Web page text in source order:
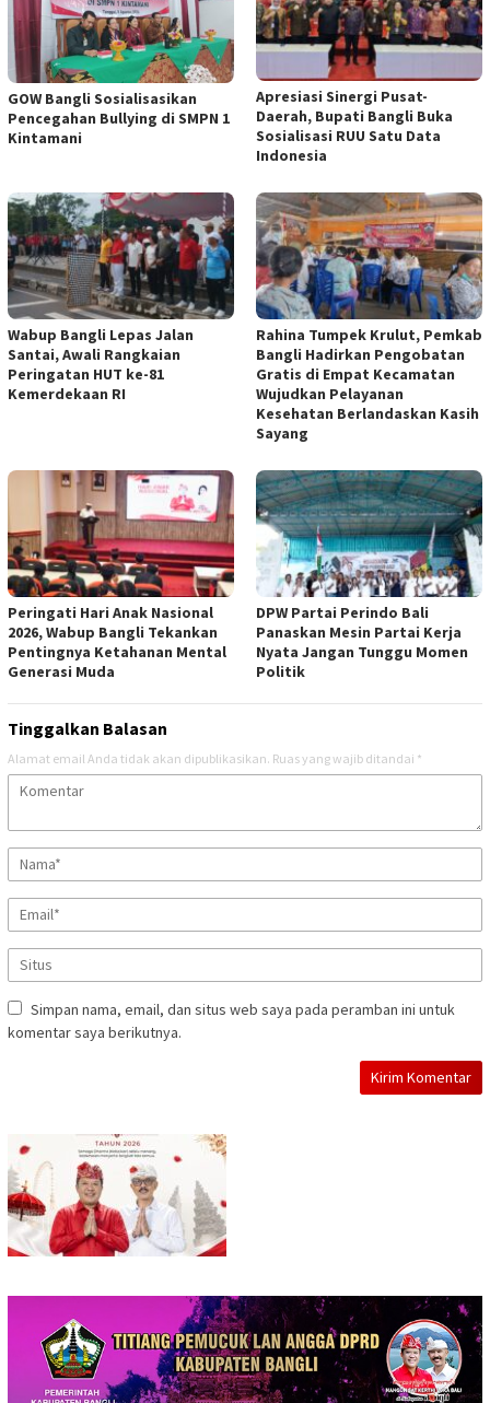
GOW Bangli Sosialisasikan
Pencegahan Bullying di SMPN 1
Kintamani
Apresiasi Sinergi Pusat-
Daerah, Bupati Bangli Buka
Sosialisasi RUU Satu Data
Indonesia
Wabup Bangli Lepas Jalan
Santai, Awali Rangkaian
Peringatan HUT ke-81
Kemerdekaan RI
Rahina Tumpek Krulut, Pemkab
Bangli Hadirkan Pengobatan
Gratis di Empat Kecamatan
Wujudkan Pelayanan
Kesehatan Berlandaskan Kasih
Sayang
Peringati Hari Anak Nasional
2026, Wabup Bangli Tekankan
Pentingnya Ketahanan Mental
Generasi Muda
DPW Partai Perindo Bali
Panaskan Mesin Partai Kerja
Nyata Jangan Tunggu Momen
Politik
Tinggalkan Balasan
Alamat email Anda tidak akan dipublikasikan. Ruas yang wajib ditandai *
Simpan nama, email, dan situs web saya pada peramban ini untuk
komentar saya berikutnya.